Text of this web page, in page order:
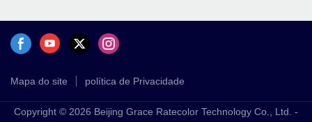
Mapa do site política de Privacidade
Copyright © 2026 Beijing Grace Ratecolor Technology Co., Ltd. -